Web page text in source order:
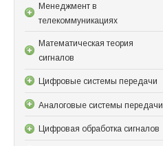
Менеджмент в
телекоммуникациях
Математическая теория
сигналов
Цифровые системы передачи
Аналоговые системы передачи
Цифровая обработка сигналов